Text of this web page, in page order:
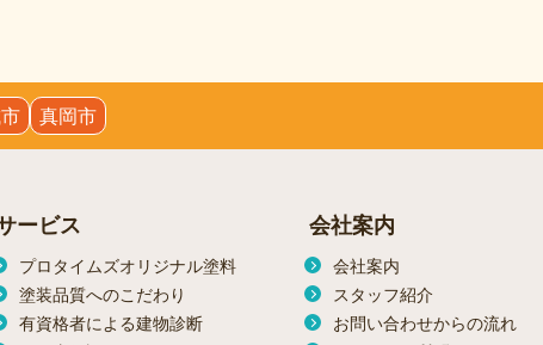
真岡市
ービス
プロタイムズオリジナル塗料
塗装品質へのこだわり
有資格者による建物診断
会社案内
会社案内
スタッフ紹介
お問い合わせからの流れ